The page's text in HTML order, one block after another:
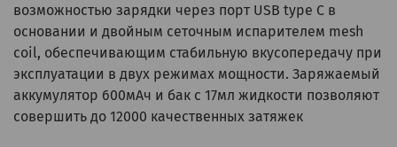
возможностью зарядки через порт USB type C в
основании и двойным сеточным испарителем mesh
coil, обеспечивающим стабильную вкусопередачу при
эксплуатации в двух режимах мощности. Заряжаемый
аккумулятор 600мАч и бак c 17мл жидкости позволяют
совершить до 12000 качественных затяжек